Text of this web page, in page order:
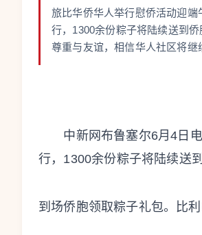
旅比华侨华人举行慰侨活动迎
行，1300余份粽子将陆续送到
尊重与友谊，相信华人社区将继
中新网布鲁塞尔6月4日电
行，1300余份粽子将陆续送
到场侨胞领取粽子礼包。比